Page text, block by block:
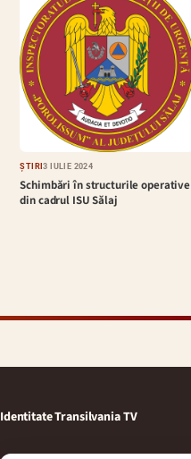
ȘTIRI3 IULIE 2024
Schimbări în structurile operative
din cadrul ISU Sălaj
Identitate Transilvania TV